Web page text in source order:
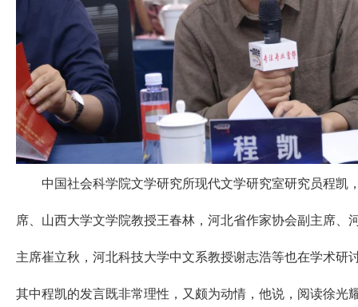
中国社会科学院文学研究所现代文学研究室研究员程凯
席、山西大学文学院教授王春林，河北省作家协会副主席、
主席崔立秋，河北科技大学中文系教授谢志浩等也在学术研
其中程凯的发言既非常理性，又颇为动情，他说，阅读徐光